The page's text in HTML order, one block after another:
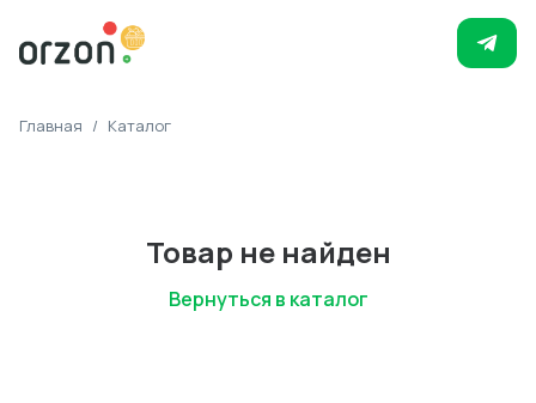
Главная / Каталог
Товар не найден
Вернуться в каталог